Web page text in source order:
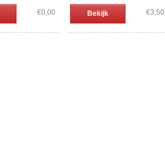
€0,00 Bekijk €3,50